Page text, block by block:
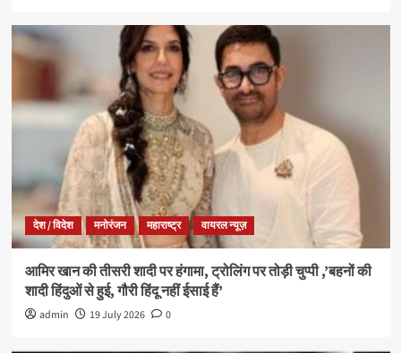
देश / विदेश मनोरंजन महाराष्ट्र वायरल न्यूज़
आमिर खान की तीसरी शादी पर हंगामा, ट्रोलिंग पर तोड़ी चुप्पी ,’बहनों की
शादी हिंदुओं से हुई, गौरी हिंदू नहीं ईसाई हैं’
admin 19 July 2026 0